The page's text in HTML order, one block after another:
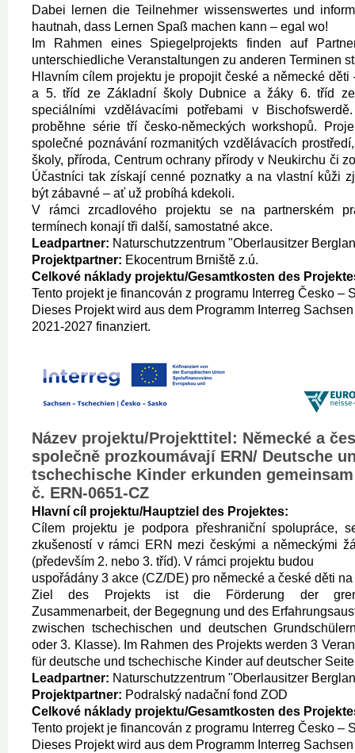
Dabei lernen die Teilnehmer wissenswertes und
hautnah, dass Lernen Spaß machen kann – egal wo!
Im Rahmen eines Spiegelprojekts finden auf
unterschiedliche Veranstaltungen zu anderen Terminen
Hlavním cílem projektu je propojit české a německé děti
a 5. tříd ze Základní školy Dubnice a žáky 6. tříd
speciálními vzdělávacími potřebami v
proběhne série tří česko-německých workshopů.
společné poznávání rozmanitých vzdělávacích
školy, příroda, Centrum ochrany přírody v Neukirchu či
Účastníci tak získají cenné poznatky a na vlastní kůži
být zábavné – ať už probíhá kdekoli.
V rámci zrcadlového projektu se na partnerském
termínech konají tři další, samostatné akce.
Leadpartner: Naturschutzzentrum "Oberlausitzer
Projektpartner: Ekocentrum Brniště z.ú.
Celkové náklady projektu/Gesamtkosten des
Tento projekt je financován z programu Interreg Česko –
Dieses Projekt wird aus dem Programm Interreg
2021-2027 finanziert.
Název projektu/Projekttitel: Německé a
společně prozkoumávají ERN/ Deutsche
tschechische Kinder erkunden
č. ERN-0651-CZ
Hlavní cíl projektu/Hauptziel des Projektes:
Cílem projektu je podpora přeshraniční spolupráce,
zkušeností v rámci ERN mezi českými a německými
(především 2. nebo 3. tříd). V rámci projektu budou
uspořádány 3 akce (CZ/DE) pro německé a české děti
Ziel des Projekts ist die Förderung der
Zusammenarbeit, der Begegnung und des
zwischen tschechischen und deutschen
oder 3. Klasse). Im Rahmen des Projekts werden 3
für deutsche und tschechische Kinder auf deutscher
Leadpartner: Naturschutzzentrum "Oberlausitzer
Projektpartner: Podralský nadační fond ZOD
Celkové náklady projektu/Gesamtkosten des
Tento projekt je financován z programu Interreg Česko –
Dieses Projekt wird aus dem Programm Interreg